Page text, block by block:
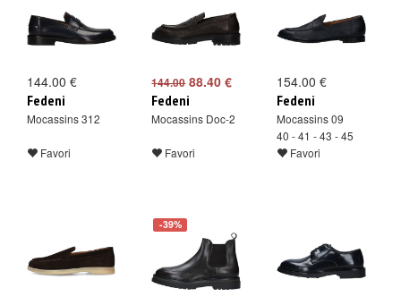
144.00 €
Fedeni
Mocassins 312
Favori
144.0088.40 €
Fedeni
Mocassins Doc-2
Favori
154.00 €
Fedeni
Mocassins 09
40 - 41 - 43 - 45
Favori
-39%